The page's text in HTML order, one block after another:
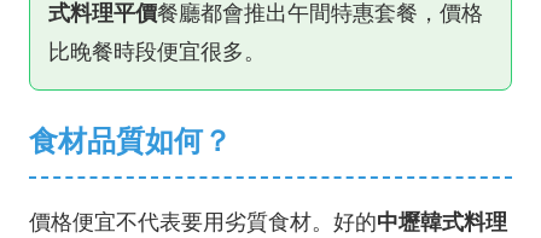
式料理平價餐廳都會推出午間特惠套餐，價格
比晚餐時段便宜很多。
食材品質如何？
價格便宜不代表要用劣質食材。好的中壢韓式料理